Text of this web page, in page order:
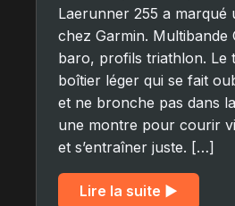
Laerunner 255 a marqué
chez Garmin. Multibande
baro, profils triathlon. Le
boîtier léger qui se fait
et ne bronche pas dans
une montre pour courir
et s’entraîner juste. […]
Lire la suite ▶︎